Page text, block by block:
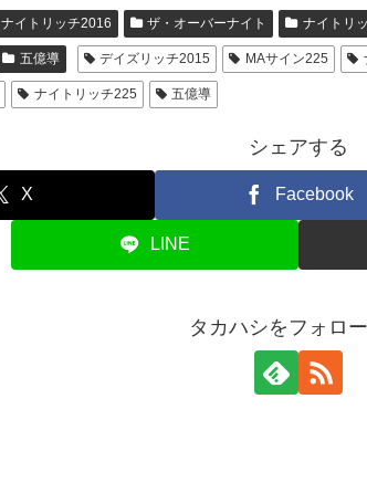
ナイトリッチ2016 ザ・オーバーナイト ナイトリ
五億導 デイズリッチ2015 MAサイン225
ナイトリッチ225 五億導
シェアする
X Facebook
LINE
タカハシをフォロ